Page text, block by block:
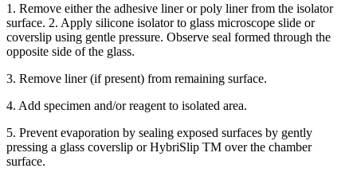
1. Remove either the adhesive liner or poly liner from the isolator
surface. 2. Apply silicone isolator to glass microscope slide or
coverslip using gentle pressure. Observe seal formed through the
opposite side of the glass.
3. Remove liner (if present) from remaining surface.
4. Add specimen and/or reagent to isolated area.
5. Prevent evaporation by sealing exposed surfaces by gently
pressing a glass coverslip or HybriSlip TM over the chamber
surface.